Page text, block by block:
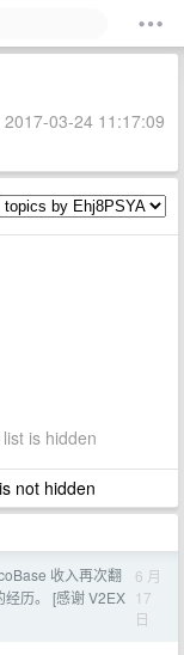
03-24 11:17:09
is hidden
not hidden
收入再次翻
历。 [感谢 V2EX
6 月
17
日